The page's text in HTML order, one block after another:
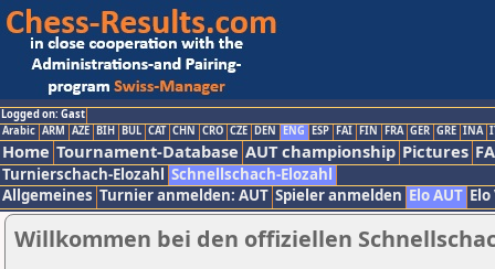
Logged on: Gast
Arabic ARM AZE BIH BUL CAT CHN CRO CZE DEN ENG ESP FAI FIN FRA GER GRE INA
Home Tournament-Database AUT championship Pictures
Turnierschach-Elozahl Schnellschach-Elozahl
Allgemeines Turnier anmelden: AUT Spieler anmelden Elo AUT
Willkommen bei den offiziellen